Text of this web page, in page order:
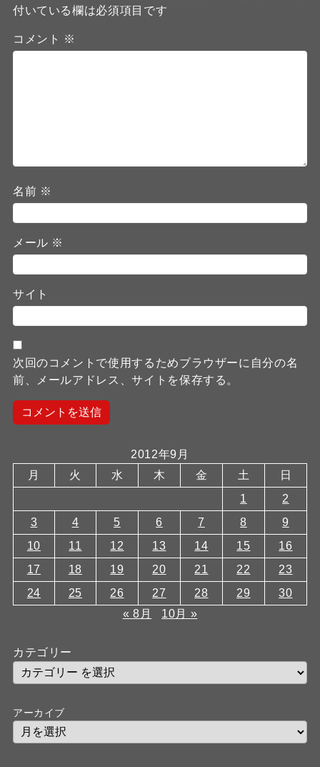
付いている欄は必須項目です
コメント ※
名前 ※
メール ※
サイト
次回のコメントで使用するためブラウザーに自分の名
前、メールアドレス、サイトを保存する。
2012年9月
月
火 水 木 金 土
日
1
2
3
4 5 6 7 8
9
10
11 12 13 14 15
16
17
18 19 20 21 22
23
24
25 26 27 28 29
30
« 8月
10月 »
カテゴリー
アーカイブ